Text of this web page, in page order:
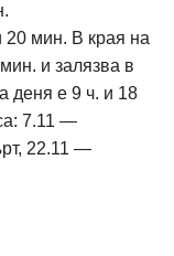
20 мин. В края на
и залязва в
деня е 9 ч. и 18
7.11 —
22.11 —